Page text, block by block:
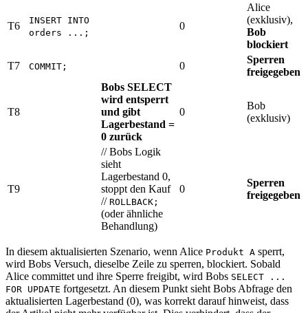
T6
INSERT INTO
orders ...;
0
Alice
(exklusiv),
Bob
blockiert
T7
COMMIT; 0
Sperren
freigegeben
T8
Bobs SELECT
wird entsperrt
und gibt
Lagerbestand =
0 zurück
0
Bob
(exklusiv)
T9
// Bobs Logik
sieht
Lagerbestand 0,
stoppt den Kauf
// ROLLBACK;
(oder ähnliche
Behandlung)
0
Sperren
freigegeben
In diesem aktualisierten Szenario, wenn Alice Produkt A sperrt,
wird Bobs Versuch, dieselbe Zeile zu sperren, blockiert. Sobald
Alice committet und ihre Sperre freigibt, wird Bobs SELECT ...
FOR UPDATE fortgesetzt. An diesem Punkt sieht Bobs Abfrage den
aktualisierten Lagerbestand (0), was korrekt darauf hinweist, dass